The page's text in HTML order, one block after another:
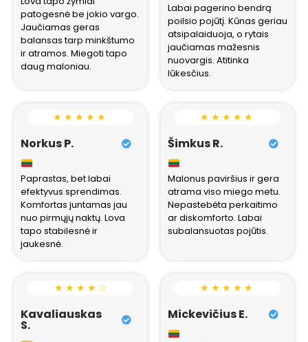
patogesnė be jokio vargo.
Jaučiamas geras
balansas tarp minkštumo
ir atramos. Miegoti tapo
daug maloniau.
Labai pagerino bendrą
poilsio pojūtį. Kūnas geriau
atsipalaiduoja, o rytais
jaučiamas mažesnis
nuovargis. Atitinka
lūkesčius.
★ ★ ★ ★ ★
Norkus P.
Paprastas, bet labai
efektyvus sprendimas.
Komfortas juntamas jau
nuo pirmųjų naktų. Lova
tapo stabilesnė ir
jaukesnė.
★ ★ ★ ★ ★
Šimkus R.
Malonus paviršius ir gera
atrama viso miego metu.
Nepastebėta perkaitimo
ar diskomforto. Labai
subalansuotas pojūtis.
★ ★ ★ ★ ☆
Kavaliauskas
S.
★ ★ ★ ★ ★
Mickevičius E.